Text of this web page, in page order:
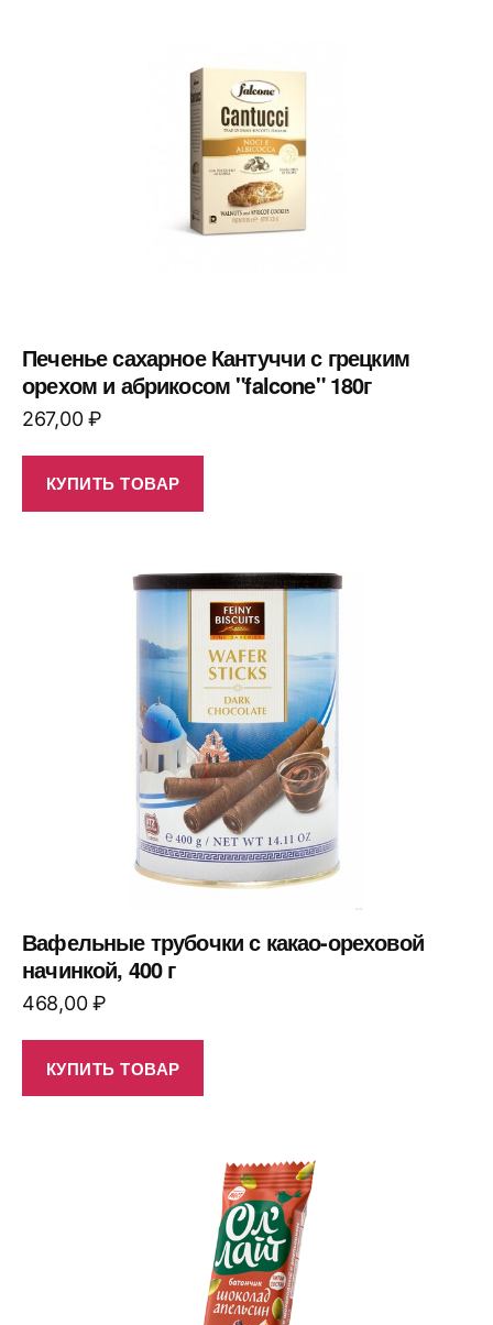
Печенье сахарное Кантуччи с грецким
орехом и абрикосом "falcone" 180г
267,00₽
КУПИТЬ ТОВАР
Вафельные трубочки с какао-ореховой
начинкой, 400 г
468,00₽
КУПИТЬ ТОВАР